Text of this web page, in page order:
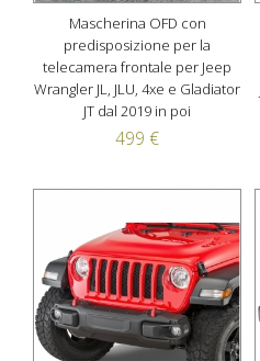
Mascherina OFD con
predisposizione per la
telecamera frontale per Jeep
Wrangler JL, JLU, 4xe e Gladiator
JT dal 2019 in poi
499 €